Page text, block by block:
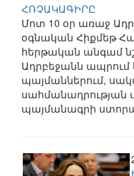
ՀՌՉԱԿԱԳԻՐԸ
Մոտ 10 օր առաջ
օգնական Հիքմեթ
հերթական անգամ
Ադրբեջանն
պայմաններում,
սահմանադրության
պայմանագրի